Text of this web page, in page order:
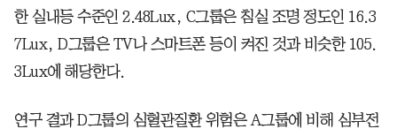
한 실내등 수준인 2.48Lux, C그룹은 침실 조명 정도인 16.3
7Lux, D그룹은 TV나 스마트폰 등이 켜진 것과 비슷한 105.
3Lux에 해당한다.
연구 결과 D그룹의 심혈관질환 위험은 A그룹에 비해 심부전